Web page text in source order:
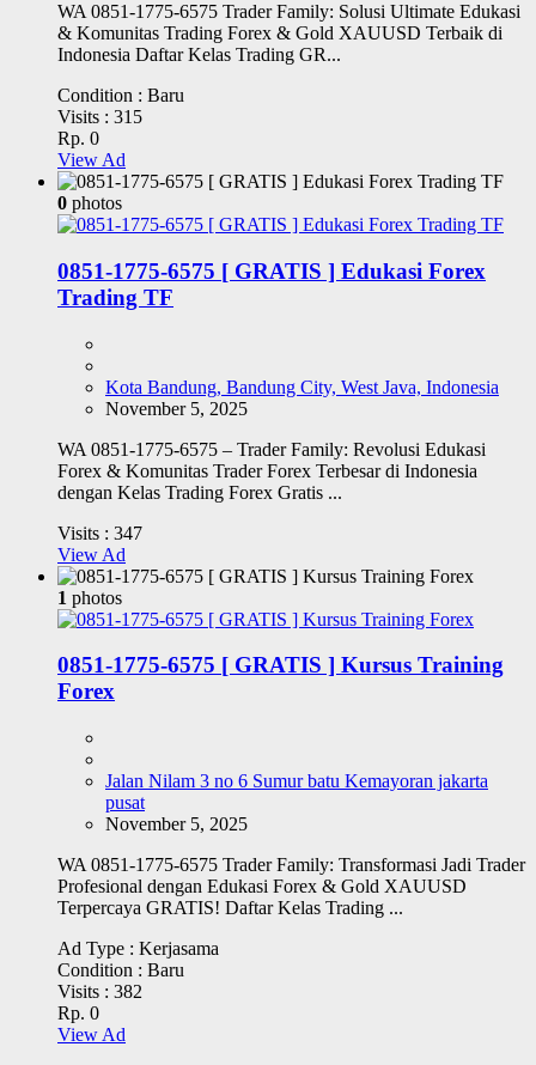
WA 0851-1775-6575 Trader Family: Solusi Ultimate Edukasi
& Komunitas Trading Forex & Gold XAUUSD Terbaik di
Indonesia Daftar Kelas Trading GR...
Condition : Baru
Visits : 315
Rp. 0
View Ad
0 photos
0851-1775-6575 [ GRATIS ] Edukasi Forex
Trading TF
Kota Bandung, Bandung City, West Java, Indonesia
November 5, 2025
WA 0851-1775-6575 – Trader Family: Revolusi Edukasi
Forex & Komunitas Trader Forex Terbesar di Indonesia
dengan Kelas Trading Forex Gratis ...
Visits : 347
View Ad
1 photos
0851-1775-6575 [ GRATIS ] Kursus Training
Forex
Jalan Nilam 3 no 6 Sumur batu Kemayoran jakarta
pusat
November 5, 2025
WA 0851-1775-6575 Trader Family: Transformasi Jadi Trader
Profesional dengan Edukasi Forex & Gold XAUUSD
Terpercaya GRATIS! Daftar Kelas Trading ...
Ad Type : Kerjasama
Condition : Baru
Visits : 382
Rp. 0
View Ad